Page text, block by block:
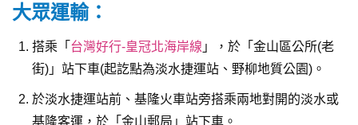
大眾運輸：
搭乘「 台灣好行-皇冠北海岸線 」，於「金山區公所(老
街)」站下車(起訖點為淡水捷運站、野柳地質公園)。
於淡水捷運站前、基隆火車站旁搭乘兩地對開的淡水或
基隆客運，於「金山郵局」站下車。